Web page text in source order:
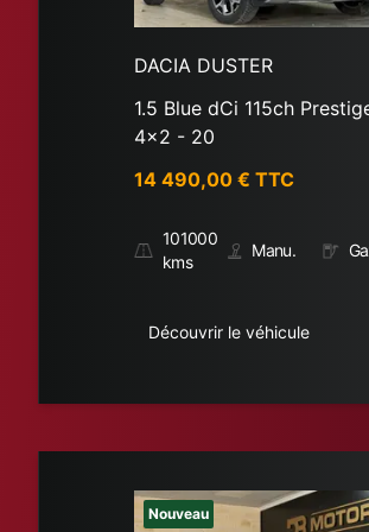
DACIA DUSTER
1.5 Blue dCi 115ch
4x2 - 20
14 490,00 € TTC
101000
kms
Manu.
Découvrir le véhicule
Nouveau